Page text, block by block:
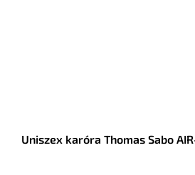
Uniszex karóra Thomas Sabo